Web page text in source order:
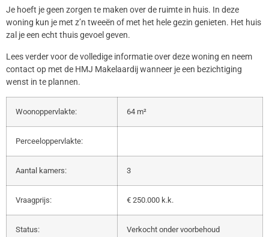
Je hoeft je geen zorgen te maken over de ruimte in huis. In deze
woning kun je met z’n tweeën of met het hele gezin genieten. Het huis
zal je een echt thuis gevoel geven.
Lees verder voor de volledige informatie over deze woning en neem
contact op met de HMJ Makelaardij wanneer je een bezichtiging
wenst in te plannen.
Woonoppervlakte: 64 m²
Perceeloppervlakte:
Aantal kamers: 3
Vraagprijs: € 250.000 k.k.
Status: Verkocht onder voorbehoud